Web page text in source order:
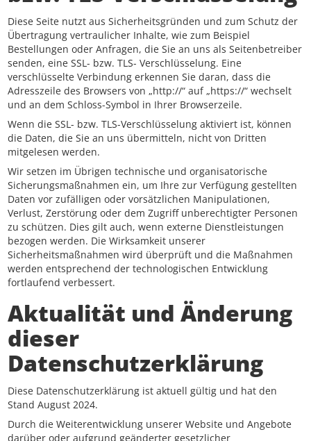
Diese Seite nutzt aus Sicherheitsgründen und zum Schutz der
Übertragung vertraulicher Inhalte, wie zum Beispiel
Bestellungen oder Anfragen, die Sie an uns als Seitenbetreiber
senden, eine SSL- bzw. TLS- Verschlüsselung. Eine
verschlüsselte Verbindung erkennen Sie daran, dass die
Adresszeile des Browsers von „http://“ auf „https://“ wechselt
und an dem Schloss-Symbol in Ihrer Browserzeile.
Wenn die SSL- bzw. TLS-Verschlüsselung aktiviert ist, können
die Daten, die Sie an uns übermitteln, nicht von Dritten
mitgelesen werden.
Wir setzen im Übrigen technische und organisatorische
Sicherungsmaßnahmen ein, um Ihre zur Verfügung gestellten
Daten vor zufälligen oder vorsätzlichen Manipulationen,
Verlust, Zerstörung oder dem Zugriff unberechtigter Personen
zu schützen. Dies gilt auch, wenn externe Dienstleistungen
bezogen werden. Die Wirksamkeit unserer
Sicherheitsmaßnahmen wird überprüft und die Maßnahmen
werden entsprechend der technologischen Entwicklung
fortlaufend verbessert.
Aktualität und Änderung
dieser
Datenschutzerklärung
Diese Datenschutzerklärung ist aktuell gültig und hat den
Stand August 2024.
Durch die Weiterentwicklung unserer Website und Angebote
darüber oder aufgrund geänderter gesetzlicher